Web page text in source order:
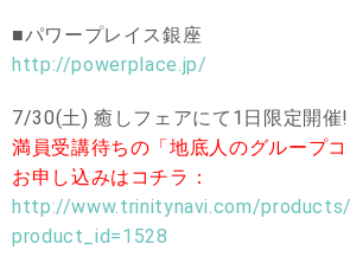
■パワープレイス銀座
http://powerplace.jp/
7/30(土) 癒しフェアにて1日限定開催
満員受講待ちの「地底人のグループコ
お申し込みはコチラ：
http://www.trinitynavi.com/
product_id=1528